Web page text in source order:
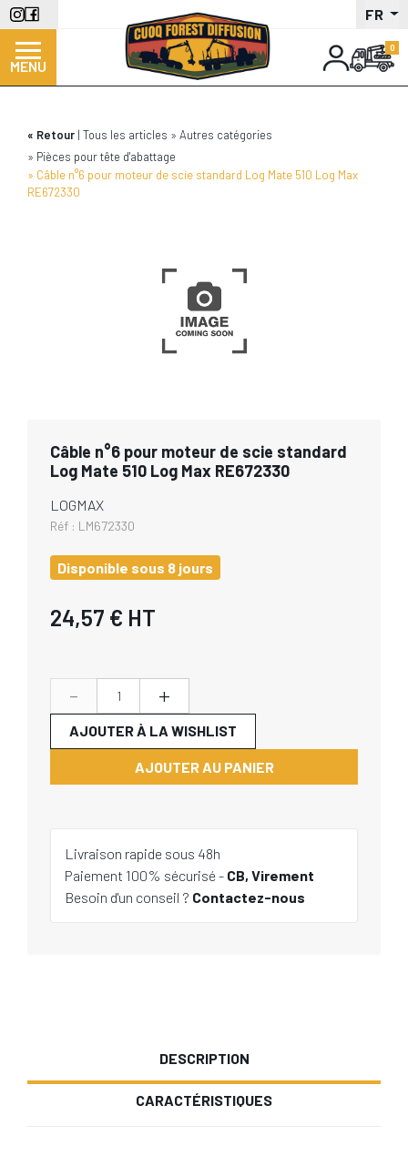
Aller
au
contenu
principal
FR
MENU
Retour Tous les articles
Autres catégories
Pièces pour tête d'abattage
Câble n°6 pour moteur de scie standard Log Mate 510 Log Max
RE672330
Câble n°6 pour moteur de scie standard
Log Mate 510 Log Max RE672330
LOGMAX
Réf : LM672330
Disponible sous 8 jours
24,57 € HT
- +
AJOUTER AU PANIER
AJOUTER À LA WISHLIST
Livraison rapide sous 48h
Paiement 100% sécurisé - CB, Virement
Besoin d'un conseil ? Contactez-nous
DESCRIPTION
CARACTÉRISTIQUES